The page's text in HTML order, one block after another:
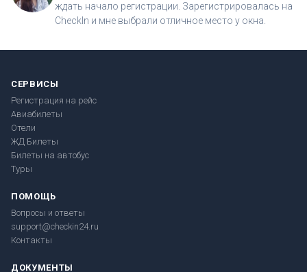
ждать начало регистрации. Зарегистрировалась на
CheckIn и мне выбрали отличное место у окна.
СЕРВИСЫ
Регистрация на рейс
Авиабилеты
Отели
ЖД Билеты
Билеты на автобус
Туры
ПОМОЩЬ
Вопросы и ответы
support@checkin24.ru
Контакты
ДОКУМЕНТЫ